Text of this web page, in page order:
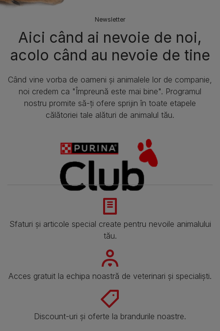
Newsletter
Aici când ai nevoie de noi,
acolo când au nevoie de tine
Când vine vorba de oameni și animalele lor de companie,
noi credem ca "Împreună este mai bine". Programul
nostru promite să-ți ofere sprijin în toate etapele
călătoriei tale alături de animalul tău.
Sfaturi și articole special create pentru nevoile animalului
tău.
Acces gratuit la echipa noastră de veterinari și specialiști.
Discount-uri și oferte la brandurile noastre.